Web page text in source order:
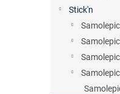
Stick'n